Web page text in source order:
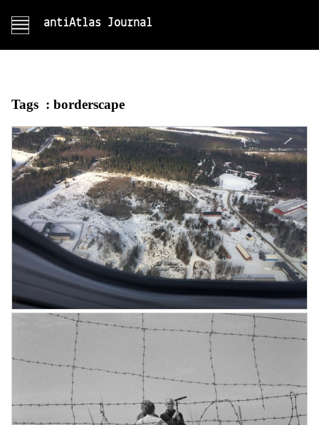
antiAtlas Journal
Tags : borderscape